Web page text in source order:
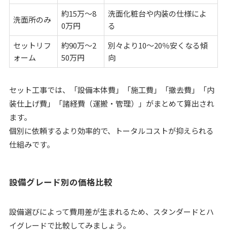
洗面所のみ
約15万〜8
0万円
洗面化粧台や内装の仕様によ
る
セットリフ
ォーム
約90万〜2
50万円
別々より10〜20％安くなる傾
向
セット工事では、「設備本体費」「施工費」「撤去費」「内
装仕上げ費」「諸経費（運搬・管理）」がまとめて算出され
ます。
個別に依頼するより効率的で、トータルコストが抑えられる
仕組みです。
設備グレード別の価格比較
設備選びによって費用差が生まれるため、スタンダードとハ
イグレードで比較してみましょう。